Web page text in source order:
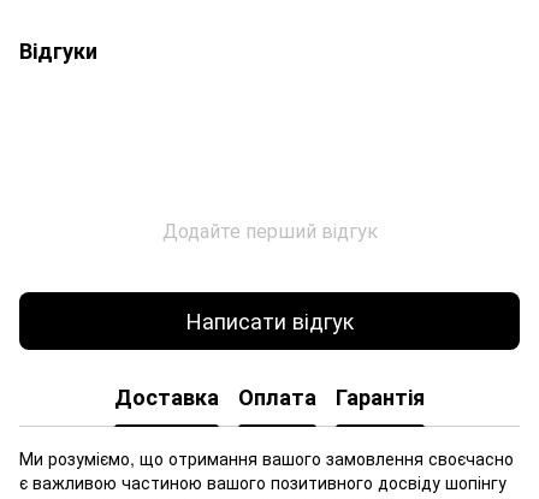
Відгуки
Додайте перший відгук
Написати відгук
Доставка Оплата Гарантія
Ми розуміємо, що отримання вашого замовлення своєчасно
є важливою частиною вашого позитивного досвіду шопінгу